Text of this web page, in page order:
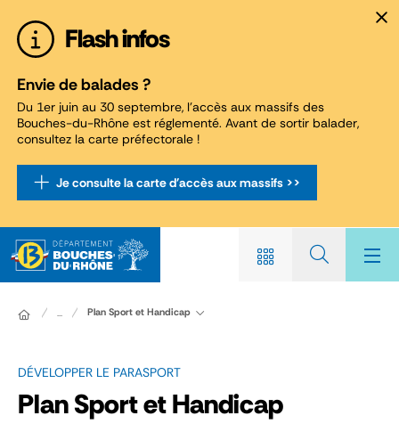
Flash infos
Envie de balades ?
Du 1er juin au 30 septembre, l'accès aux massifs des
Bouches-du-Rhône est réglementé. Avant de sortir balader,
consultez la carte préfectorale !
Je consulte la carte d'accès aux massifs >>
... Plan Sport et Handicap
DÉVELOPPER LE PARASPORT
Plan Sport et Handicap